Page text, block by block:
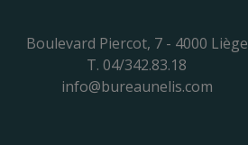
Boulevard Piercot, 7 - 4000 Liège
T. 04/342.83.18
info@bureaunelis.com